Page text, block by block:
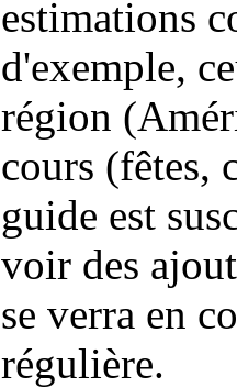
estimations
d'exemple,
région
cours (fêtes,
guide est
voir des
se verra en
régulière.